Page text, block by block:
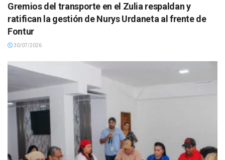
Gremios del transporte en el Zulia respaldan y
ratifican la gestión de Nurys Urdaneta al frente de
Fontur
30/07/2026